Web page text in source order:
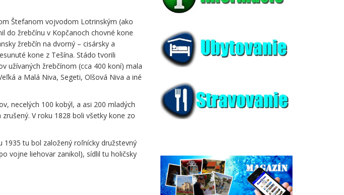
Štefanom vojvodom Lotrinským (ako
do žrebčínu v Kopčanoch chovné kone
žrebčín na dvorný – cisársky a
kone z Tešína. Stádo tvorili
užívaných žrebčínom (cca 400 koní) mala
a Malá Niva, Segeti, Olšová Niva a iné
necelých 100 kobýl, a asi 200 mladých
V roku 1828 boli všetky kone zo
1935 tu bol založený roľnícky družstevný
vojne liehovar zanikol), sídlil tu holičsky